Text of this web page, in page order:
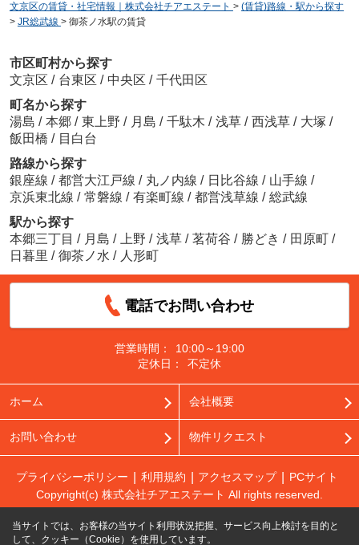
文京区の賃貸・社宅情報｜株式会社チアエステート > (賃貸)路線・駅から探す
> JR総武線 > 御茶ノ水駅の賃貸
市区町村から探す
文京区 / 台東区 / 中央区 / 千代田区
町名から探す
湯島 / 本郷 / 東上野 / 月島 / 千駄木 / 浅草 / 西浅草 / 大塚 /
飯田橋 / 目白台
路線から探す
銀座線 / 都営大江戸線 / 丸ノ内線 / 日比谷線 / 山手線 /
京浜東北線 / 常磐線 / 有楽町線 / 都営浅草線 / 総武線
駅から探す
本郷三丁目 / 月島 / 上野 / 浅草 / 茗荷谷 / 勝どき / 田原町 /
日暮里 / 御茶ノ水 / 人形町
電話でお問い合わせ
営業時間：
10:00～19:00
定休日：
不定休
ホーム 会社概要
お問い合わせ 物件リクエスト
プライバシーポリシー 利用規約 アクセスマップ
PCサイト
Copyright(c) 株式会社チアエステート All rights reserved.
当サイトでは、お客様の当サイト利用状況把握、サービス向上検討を目的と
して、クッキー（Cookie）を使用しています。